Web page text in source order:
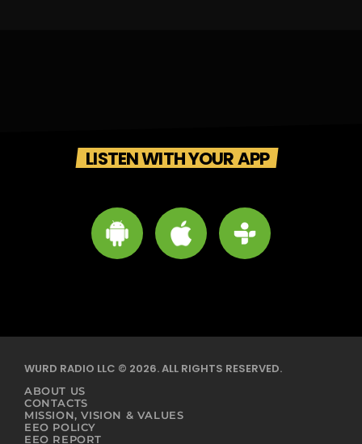
LISTEN WITH YOUR APP
WURD RADIO LLC © 2026. ALL RIGHTS RESERVED.
ABOUT US
CONTACTS
MISSION, VISION & VALUES
EEO POLICY
EEO REPORT